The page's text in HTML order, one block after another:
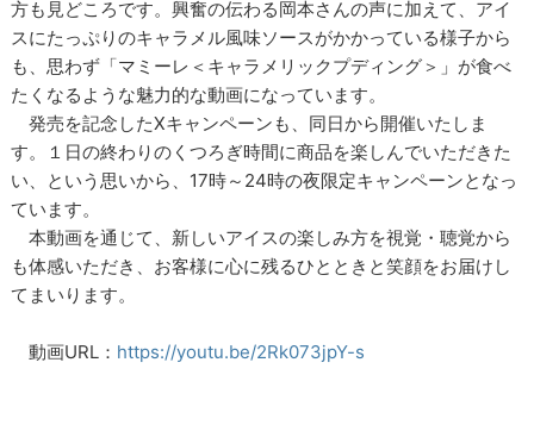
方も見どころです。興奮の伝わる岡本さんの声に加えて、アイ
スにたっぷりのキャラメル風味ソースがかかっている様子から
も、思わず「マミーレ＜キャラメリックプディング＞」が食べ
たくなるような魅力的な動画になっています。
発売を記念したXキャンペーンも、同日から開催いたしま
す。１日の終わりのくつろぎ時間に商品を楽しんでいただきた
い、という思いから、17時～24時の夜限定キャンペーンとなっ
ています。
本動画を通じて、新しいアイスの楽しみ方を視覚・聴覚から
も体感いただき、お客様に心に残るひとときと笑顔をお届けし
てまいります。
動画URL： https://youtu.be/2Rk073jpY-s